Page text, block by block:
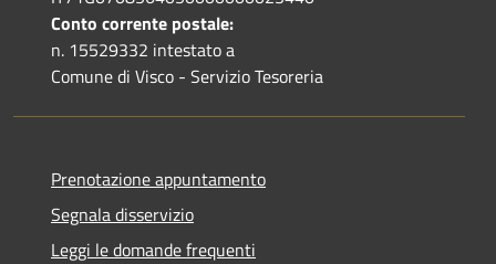
Conto corrente postale:
n. 15529332 intestato a
Comune di Visco - Servizio Tesoreria
Prenotazione appuntamento
Segnala disservizio
Leggi le domande frequenti